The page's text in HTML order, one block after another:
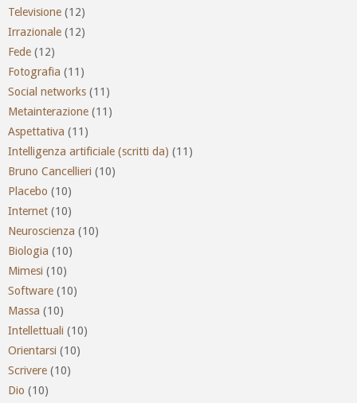
Televisione (12)
Irrazionale (12)
Fede (12)
Fotografia (11)
Social networks (11)
Metainterazione (11)
Aspettativa (11)
Intelligenza artificiale (scritti da) (11)
Bruno Cancellieri (10)
Placebo (10)
Internet (10)
Neuroscienza (10)
Biologia (10)
Mimesi (10)
Software (10)
Massa (10)
Intellettuali (10)
Orientarsi (10)
Scrivere (10)
Dio (10)